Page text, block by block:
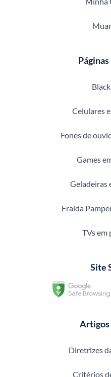
Celulares
Fones de
Games
Geladeiras
Fralda
TVs em
Site
Artigos
Diretrizes
Critérios